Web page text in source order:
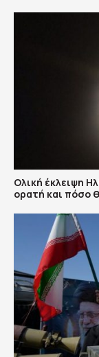
Ολική έκλειψη
ορατή και πόσο